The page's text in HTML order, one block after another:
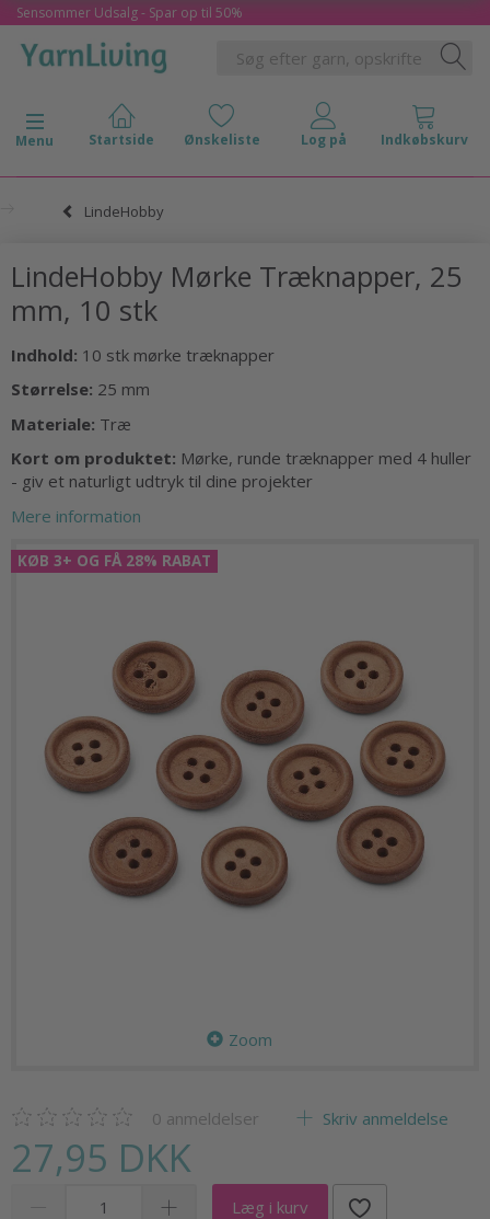
Sensommer Udsalg - Spar op til 50%
Skifte navigation
Menu
LindeHobby
LindeHobby Mørke Træknapper, 25
mm, 10 stk
Indhold: 10 stk mørke træknapper
Størrelse: 25 mm
Materiale: Træ
Kort om produktet: Mørke, runde træknapper med 4 huller
- giv et naturligt udtryk til dine projekter
Mere information
KØB 3+ OG FÅ 28% RABAT
Zoom
0 anmeldelser Skriv anmeldelse
27,95 DKK
Læg i kurv